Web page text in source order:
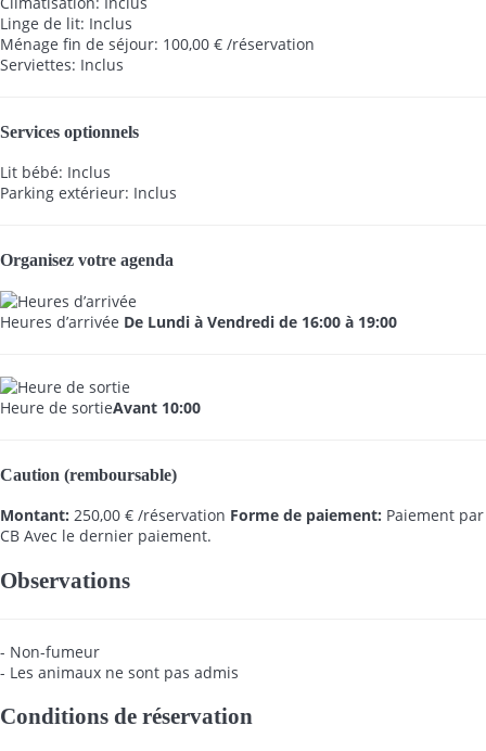
Linge de lit: Inclus
Ménage fin de séjour: 100,00 € /réservation
Serviettes: Inclus
Services optionnels
Lit bébé: Inclus
Parking extérieur: Inclus
Organisez votre agenda
Heures d’arrivée De Lundi à Vendredi de 16:00 à 19:00
Heure de sortieAvant 10:00
Caution (remboursable)
Montant: 250,00 € /réservation Forme de paiement: Paiement par
CB Avec le dernier paiement.
Observations
- Non-fumeur
- Les animaux ne sont pas admis
Conditions de réservation